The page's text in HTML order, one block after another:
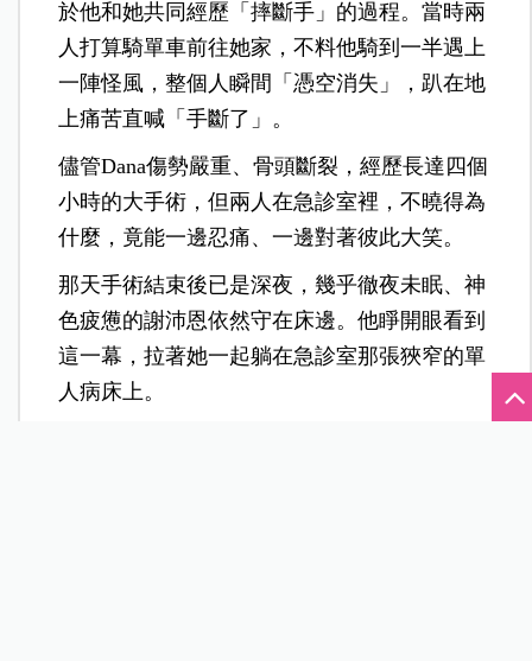
於他和她共同經歷「摔斷手」的過程。當時兩
人打算騎單車前往她家，不料他騎到一半遇上
一陣怪風，整個人瞬間「憑空消失」，趴在地
上痛苦直喊「手斷了」。
儘管Dana傷勢嚴重、骨頭斷裂，經歷長達四個
小時的大手術，但兩人在急診室裡，不曉得為
什麼，竟能一邊忍痛、一邊對著彼此大笑。
那天手術結束後已是深夜，幾乎徹夜未眠、神
色疲憊的謝沛恩依然守在床邊。他睜開眼看到
這一幕，拉著她一起躺在急診室那張狹窄的單
人病床上。